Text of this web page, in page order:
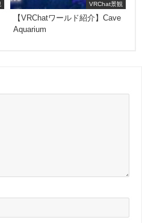
VRChat景観
【VRChatワールド紹介】Cave
Aquarium